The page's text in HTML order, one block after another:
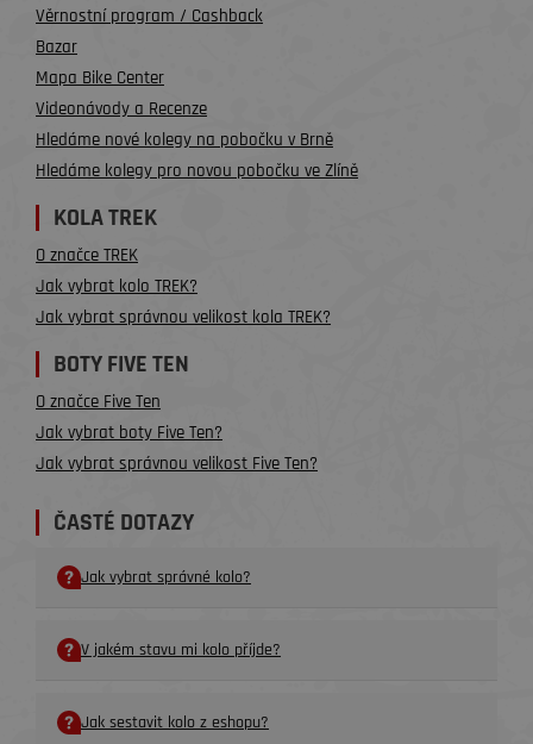
Věrnostní program / Cashback
Bazar
Mapa Bike Center
Videonávody a Recenze
Hledáme nové kolegy na pobočku v Brně
Hledáme kolegy pro novou pobočku ve Zlíně
KOLA TREK
O značce TREK
Jak vybrat kolo TREK?
Jak vybrat správnou velikost kola TREK?
BOTY FIVE TEN
O značce Five Ten
Jak vybrat boty Five Ten?
Jak vybrat správnou velikost Five Ten?
ČASTÉ DOTAZY
Jak vybrat správné kolo?
V jakém stavu mi kolo příjde?
Jak sestavit kolo z eshopu?